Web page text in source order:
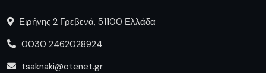
Ειρήνης 2 Γρεβενά, 51100 Ελλάδα
0030 2462028924
tsaknaki@otenet.gr